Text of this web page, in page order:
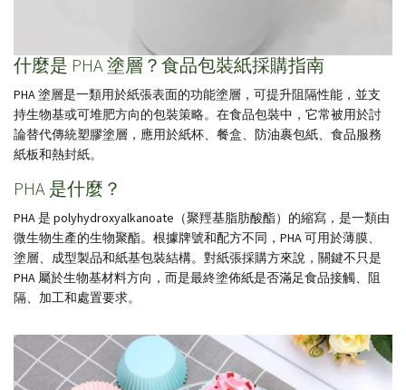
什麼是 PHA 塗層？食品包裝紙採購指南
PHA 塗層是一類用於紙張表面的功能塗層，可提升阻隔性能，並支
持生物基或可堆肥方向的包裝策略。在食品包裝中，它常被用於討
論替代傳統塑膠塗層，應用於紙杯、餐盒、防油裹包紙、食品服務
紙板和熱封紙。
PHA 是什麼？
PHA 是 polyhydroxyalkanoate（聚羥基脂肪酸酯）的縮寫，是一類由
微生物生產的生物聚酯。根據牌號和配方不同，PHA 可用於薄膜、
塗層、成型製品和紙基包裝結構。對紙張採購方來說，關鍵不只是
PHA 屬於生物基材料方向，而是最終塗佈紙是否滿足食品接觸、阻
隔、加工和處置要求。